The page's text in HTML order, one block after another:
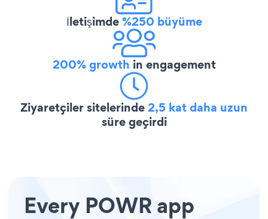
İletişimde%250 büyüme
200% growth in engagement
Ziyaretçiler sitelerinde2,5 kat daha uzun
süre geçirdi
Every POWR app